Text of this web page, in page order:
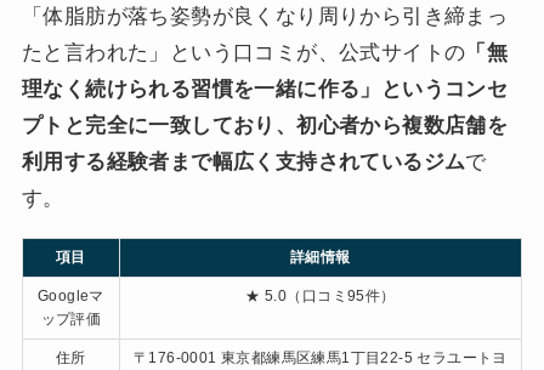
「体脂肪が落ち姿勢が良くなり周りから引き締まっ
たと言われた」という口コミが、公式サイトの 「無
理なく続けられる習慣を一緒に作る」というコンセ
プトと完全に一致しており、初心者から複数店舗を
利用する経験者まで幅広く支持されているジムで
す。
項目 詳細情報
Googleマ
ップ評価
★ 5.0（口コミ95件）
住所
〒176-0001 東京都練馬区練馬1丁目22-5 セラユートヨ